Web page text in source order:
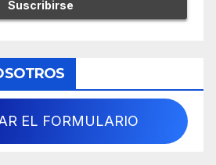
EL FORMULARIO